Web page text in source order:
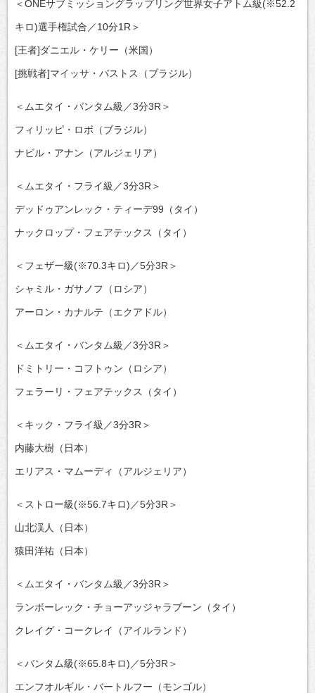
＜ONEサブミッショングラップリング世界女子アトム級(※52.2
キロ)選手権試合／10分1R＞
[王者]ダニエル・ケリー（米国）
[挑戦者]マイッサ・バストス（ブラジル）
＜ムエタイ・バンタム級／3分3R＞
フィリッピ・ロボ（ブラジル）
ナビル・アナン（アルジェリア）
＜ムエタイ・フライ級／3分3R＞
デッドゥアンレック・ティーデ99（タイ）
ナックロップ・フェアテックス（タイ）
＜フェザー級(※70.3キロ)／5分3R＞
シャミル・ガサノフ（ロシア）
アーロン・カナルテ（エクアドル）
＜ムエタイ・バンタム級／3分3R＞
ドミトリー・コフトゥン（ロシア）
フェラーリ・フェアテックス（タイ）
＜キック・フライ級／3分3R＞
内藤大樹（日本）
エリアス・マムーディ（アルジェリア）
＜ストロー級(※56.7キロ)／5分3R＞
山北渓人（日本）
猿田洋祐（日本）
＜ムエタイ・バンタム級／3分3R＞
ランボーレック・チョーアッジャラブーン（タイ）
クレイグ・コークレイ（アイルランド）
＜バンタム級(※65.8キロ)／5分3R＞
エンフオルギル・バートルフー（モンゴル）